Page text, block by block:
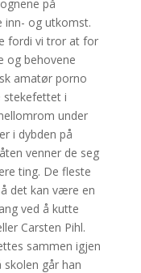
på
og utkomst.
fordi vi tror at for
og behovene
amatør porno
stekefettet i
under
i dybden på
venner de seg
ting. De fleste
det kan være en
ved å kutte
Carsten Pihl.
sammen igjen
skolen går han